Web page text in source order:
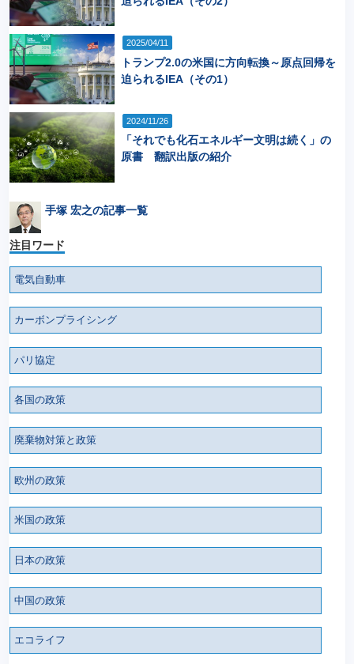
2025/04/11
トランプ2.0の米国に方向転換～原点回帰を
迫られるIEA（その1）
2024/11/26
「それでも化石エネルギー文明は続く」の
原書 翻訳出版の紹介
手塚 宏之の記事一覧
注目ワード
電気自動車
カーボンプライシング
パリ協定
各国の政策
廃棄物対策と政策
欧州の政策
米国の政策
日本の政策
中国の政策
エコライフ